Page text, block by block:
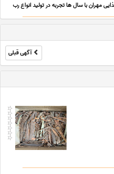
مهران با سال ها تجربه در تولید انواع رب
شوریجات و کنسروجات، بهترین
مواد اولیه با ک ... ...
آگهی قبلی